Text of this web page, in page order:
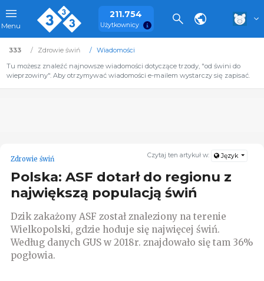
Menu
211.754
Użytkownicy
333 Zdrowie świń
Wiadomości
Tu możesz znaleźć najnowsze wiadomości dotyczące trzody, "od świni do
wieprzowiny". Aby otrzymywać wiadomości e-mailem wystarczy się zapisać.
Czytaj ten artykuł w: Język
Zdrowie świń
Polska: ASF dotarł do regionu z
największą populacją świń
Dzik zakażony ASF został znaleziony na terenie
Wielkopolski, gdzie hoduje się najwięcej świń.
Według danych GUS w 2018r. znajdowało się tam 36%
pogłowia.